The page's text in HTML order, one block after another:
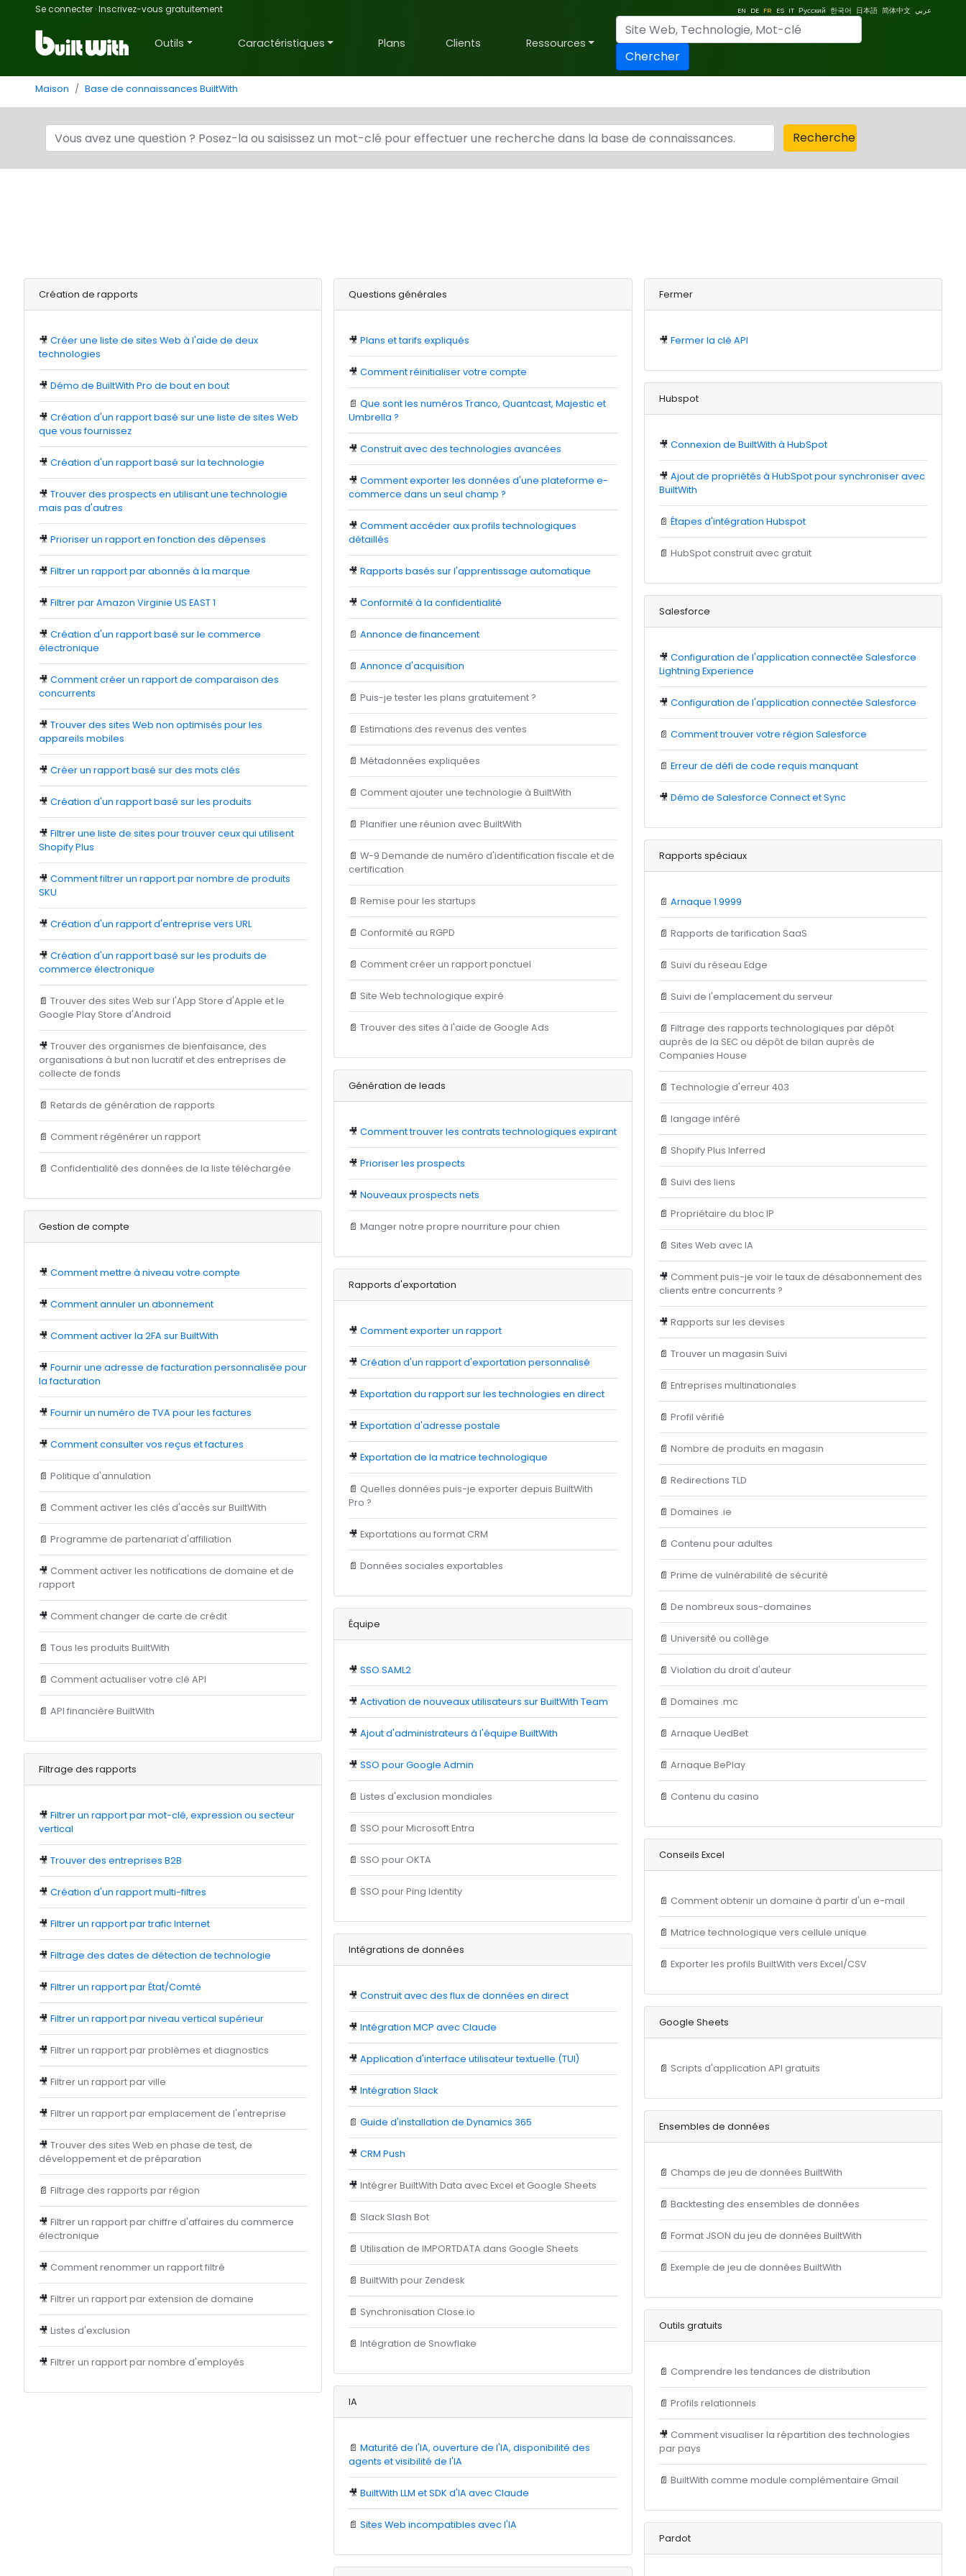
Se connecter ·Inscrivez-vous gratuitement EN DE FR ES IT Русский 한국어 日本語 简体中文 عربي
Outils Caractéristiques Plans Clients Ressources
Chercher
Maison Base de connaissances BuiltWith
Recherche
Création de rapports
🎥 Créer une liste de sites Web à l'aide de deux
technologies
🎥 Démo de BuiltWith Pro de bout en bout
🎥 Création d'un rapport basé sur une liste de sites Web
que vous fournissez
🎥 Création d'un rapport basé sur la technologie
🎥 Trouver des prospects en utilisant une technologie
mais pas d'autres
🎥 Prioriser un rapport en fonction des dépenses
🎥 Filtrer un rapport par abonnés à la marque
🎥 Filtrer par Amazon Virginie US EAST 1
🎥 Création d'un rapport basé sur le commerce
électronique
🎥 Comment créer un rapport de comparaison des
concurrents
🎥 Trouver des sites Web non optimisés pour les
appareils mobiles
🎥 Créer un rapport basé sur des mots clés
🎥 Création d'un rapport basé sur les produits
🎥 Filtrer une liste de sites pour trouver ceux qui utilisent
Shopify Plus
🎥 Comment filtrer un rapport par nombre de produits
SKU
🎥 Création d'un rapport d'entreprise vers URL
🎥 Création d'un rapport basé sur les produits de
commerce électronique
📄 Trouver des sites Web sur l'App Store d'Apple et le
Google Play Store d'Android
🎥 Trouver des organismes de bienfaisance, des
organisations à but non lucratif et des entreprises de
collecte de fonds
📄 Retards de génération de rapports
📄 Comment régénérer un rapport
📄 Confidentialité des données de la liste téléchargée
Gestion de compte
🎥 Comment mettre à niveau votre compte
🎥 Comment annuler un abonnement
🎥 Comment activer la 2FA sur BuiltWith
🎥 Fournir une adresse de facturation personnalisée pour
la facturation
🎥 Fournir un numéro de TVA pour les factures
🎥 Comment consulter vos reçus et factures
📄 Politique d'annulation
📄 Comment activer les clés d'accès sur BuiltWith
📄 Programme de partenariat d'affiliation
🎥 Comment activer les notifications de domaine et de
rapport
🎥 Comment changer de carte de crédit
📄 Tous les produits BuiltWith
📄 Comment actualiser votre clé API
📄 API financière BuiltWith
Filtrage des rapports
🎥 Filtrer un rapport par mot-clé, expression ou secteur
vertical
🎥 Trouver des entreprises B2B
🎥 Création d'un rapport multi-filtres
🎥 Filtrer un rapport par trafic Internet
🎥 Filtrage des dates de détection de technologie
🎥 Filtrer un rapport par État/Comté
🎥 Filtrer un rapport par niveau vertical supérieur
🎥 Filtrer un rapport par problèmes et diagnostics
🎥 Filtrer un rapport par ville
🎥 Filtrer un rapport par emplacement de l'entreprise
🎥 Trouver des sites Web en phase de test, de
développement et de préparation
📄 Filtrage des rapports par région
🎥 Filtrer un rapport par chiffre d'affaires du commerce
électronique
🎥 Comment renommer un rapport filtré
🎥 Filtrer un rapport par extension de domaine
🎥 Listes d'exclusion
🎥 Filtrer un rapport par nombre d'employés
Questions générales
🎥Plans et tarifs expliqués
🎥Comment réinitialiser votre compte
📄Que sont les numéros Tranco, Quantcast, Majestic et
Umbrella ?
🎥Construit avec des technologies avancées
🎥Comment exporter les données d'une plateforme e-
commerce dans un seul champ ?
🎥Comment accéder aux profils technologiques
détaillés
🎥Rapports basés sur l'apprentissage automatique
🎥Conformité à la confidentialité
📄Annonce de financement
📄Annonce d'acquisition
📄Puis-je tester les plans gratuitement ?
📄Estimations des revenus des ventes
📄Métadonnées expliquées
📄 Comment ajouter une technologie à BuiltWith
📄Planifier une réunion avec BuiltWith
📄W-9 Demande de numéro d'identification fiscale et de
certification
📄Remise pour les startups
📄 Conformité au RGPD
📄 Comment créer un rapport ponctuel
📄 Site Web technologique expiré
📄Trouver des sites à l'aide de Google Ads
Génération de leads
🎥Comment trouver les contrats technologiques expirant
🎥Prioriser les prospects
🎥Nouveaux prospects nets
📄Manger notre propre nourriture pour chien
Rapports d'exportation
🎥Comment exporter un rapport
🎥Création d'un rapport d'exportation personnalisé
🎥Exportation du rapport sur les technologies en direct
🎥Exportation d'adresse postale
🎥Exportation de la matrice technologique
📄 Quelles données puis-je exporter depuis BuiltWith
Pro ?
🎥Exportations au format CRM
📄Données sociales exportables
Équipe
🎥SSO SAML2
🎥Activation de nouveaux utilisateurs sur BuiltWith Team
🎥Ajout d'administrateurs à l'équipe BuiltWith
🎥SSO pour Google Admin
📄Listes d'exclusion mondiales
📄 SSO pour Microsoft Entra
📄 SSO pour OKTA
📄 SSO pour Ping Identity
Intégrations de données
🎥Construit avec des flux de données en direct
🎥Intégration MCP avec Claude
🎥Application d'interface utilisateur textuelle (TUI)
🎥Intégration Slack
📄Guide d'installation de Dynamics 365
🎥CRM Push
🎥Intégrer BuiltWith Data avec Excel et Google Sheets
📄 Slack Slash Bot
📄Utilisation de IMPORTDATA dans Google Sheets
📄BuiltWith pour Zendesk
📄 Synchronisation Close.io
📄Intégration de Snowflake
IA
📄Maturité de l'IA, ouverture de l'IA, disponibilité des
agents et visibilité de l'IA
🎥BuiltWith LLM et SDK d'IA avec Claude
📄Sites Web incompatibles avec l'IA
Fermer
🎥 Fermer la clé API
Hubspot
🎥 Connexion de BuiltWith à HubSpot
🎥 Ajout de propriétés à HubSpot pour synchroniser avec
BuiltWith
📄 Étapes d'intégration Hubspot
📄 HubSpot construit avec gratuit
Salesforce
🎥 Configuration de l'application connectée Salesforce
Lightning Experience
🎥 Configuration de l'application connectée Salesforce
📄 Comment trouver votre région Salesforce
📄 Erreur de défi de code requis manquant
🎥 Démo de Salesforce Connect et Sync
Rapports spéciaux
📄 Arnaque 1.9999
📄 Rapports de tarification SaaS
📄 Suivi du réseau Edge
📄 Suivi de l'emplacement du serveur
📄 Filtrage des rapports technologiques par dépôt
auprès de la SEC ou dépôt de bilan auprès de
Companies House
📄 Technologie d'erreur 403
📄 langage inféré
📄 Shopify Plus Inferred
📄 Suivi des liens
📄 Propriétaire du bloc IP
📄 Sites Web avec IA
🎥 Comment puis-je voir le taux de désabonnement des
clients entre concurrents ?
🎥 Rapports sur les devises
📄 Trouver un magasin Suivi
📄 Entreprises multinationales
📄 Profil vérifié
📄 Nombre de produits en magasin
📄 Redirections TLD
📄 Domaines .ie
📄 Contenu pour adultes
📄 Prime de vulnérabilité de sécurité
📄 De nombreux sous-domaines
📄 Université ou collège
📄 Violation du droit d'auteur
📄 Domaines .mc
📄 Arnaque UedBet
📄 Arnaque BePlay
📄 Contenu du casino
Conseils Excel
📄 Comment obtenir un domaine à partir d'un e-mail
📄 Matrice technologique vers cellule unique
📄 Exporter les profils BuiltWith vers Excel/CSV
Google Sheets
📄 Scripts d'application API gratuits
Ensembles de données
📄 Champs de jeu de données BuiltWith
📄 Backtesting des ensembles de données
📄 Format JSON du jeu de données BuiltWith
📄 Exemple de jeu de données BuiltWith
Outils gratuits
📄 Comprendre les tendances de distribution
📄 Profils relationnels
🎥 Comment visualiser la répartition des technologies
par pays
📄 BuiltWith comme module complémentaire Gmail
Pardot